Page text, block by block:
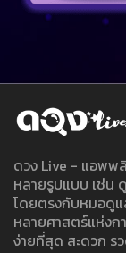
ดวง Live - แอพพ
หลายรูปแบบ เช่น
โดยตรงกับหมอดู
หลายศาสตร์แห่งก
ง่ายที่สุด สะดวก ร